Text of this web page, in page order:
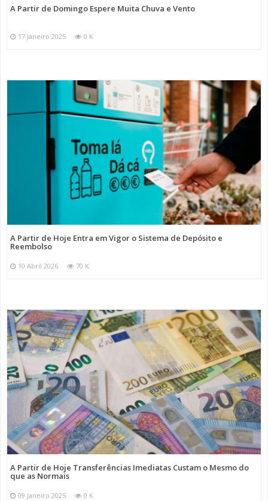
A Partir de Domingo Espere Muita Chuva e Vento
17 Janeiro 2025 0 K
A Partir de Hoje Entra em Vigor o Sistema de Depósito e
Reembolso
10 Abril 2026 70 K
A Partir de Hoje Transferências Imediatas Custam o Mesmo do
que as Normais
09 Janeiro 2025 0 K